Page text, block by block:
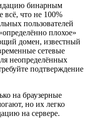
бинарным
всё, что не 100%
пользователей
плохое»
домен, известный
сетевые
неопределённых
подтверждение
на браузерные
но их легко
на сервере.